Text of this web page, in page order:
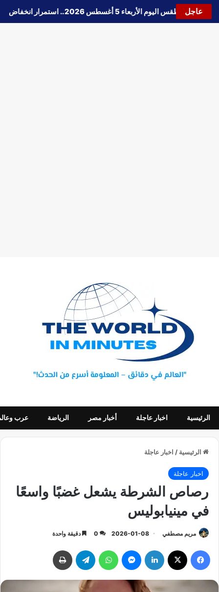
عاجل
🔵 حالة الطقس اليوم الأربعاء 5 أغسطس 2026.. استمرار انخفاض الحرارة وتحذيرات من الشبورة واضطراب الملاحة
الرئيسية اخبار عاجلة أخبار مصر الرياضة عرب
الرئيسية / اخبار عاجلة
اخبار عاجلة
رصاص الشرطة يشعل غضبًا واسعًا
في مينيابوليس
مريم مصطفي 2026-01-08
0 دقيقة واحدة